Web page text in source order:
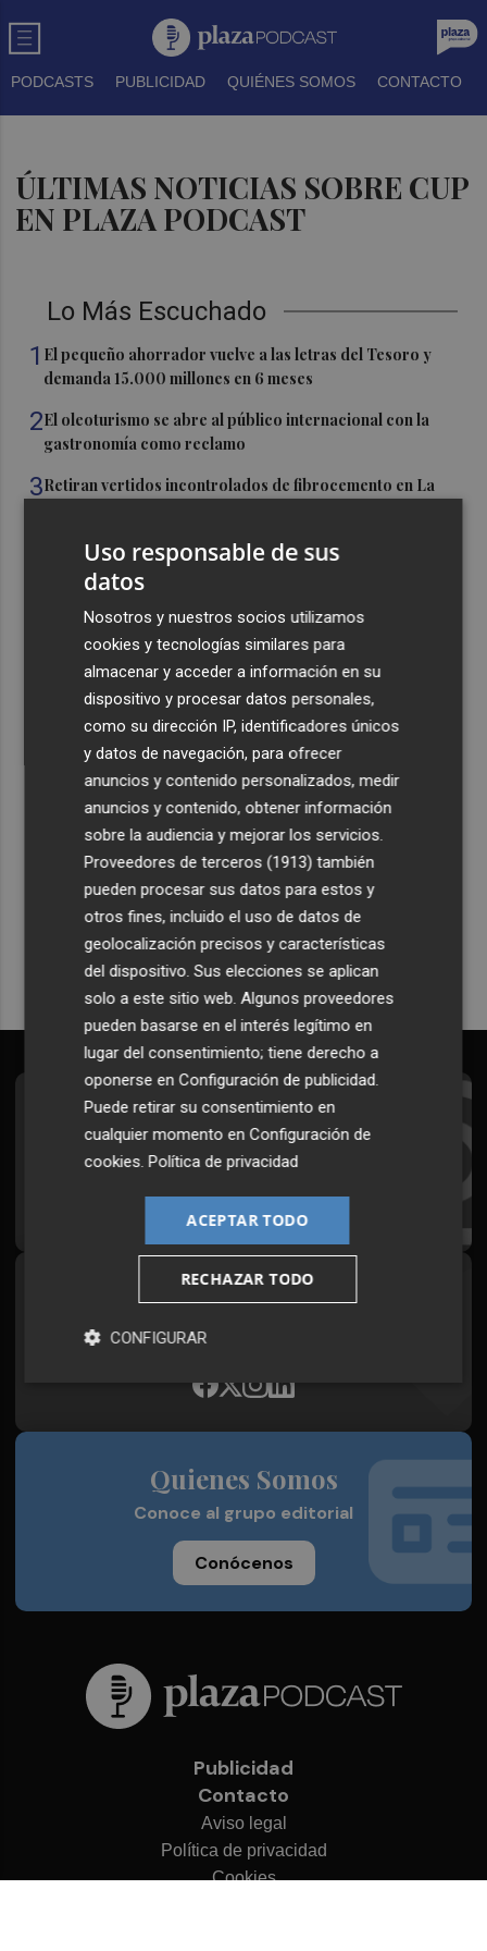
PODCASTS PUBLICIDAD QUIÉNES SOMOS CONTACTO
ÚLTIMAS NOTICIAS SOBRE CUP
EN PLAZA PODCAST
Lo Más Escuchado
1 El pequeño ahorrador vuelve a las letras del Tesoro y
demanda 15.000 millones en 6 meses
2El oleoturismo se abre al público internacional con la
gastronomía como reclamo
3Retiran vertidos incontrolados de fibrocemento en La
El eclipse del 12 de agosto será "un espectáculo visual" y
Marián Cano: "No permitiremos ligar los apartamentos
turísticos a un problema de vivienda que el Gobierno no
afronta"
Recibe toda la actualidad de
Plaza Podcast en tu correo
Quiero suscribirme
Suscríbete al Boletín
Todos los días a primera hora en tu email
¡Quiero suscribirme!
Síguenos en redes
Plaza Podcast, desde cualquier medio
Quienes Somos
Conoce al grupo editorial
Conócenos
Publicidad
Contacto
Aviso legal
Política de privacidad
Cookies
Uso responsable de sus
datos
Nosotros y nuestros socios utilizamos
cookies y tecnologías similares para
almacenar y acceder a información en su
dispositivo y procesar datos personales,
como su dirección IP, identificadores únicos
y datos de navegación, para ofrecer
anuncios y contenido personalizados, medir
anuncios y contenido, obtener información
sobre la audiencia y mejorar los servicios.
Proveedores de terceros (1913) también
pueden procesar sus datos para estos y
otros fines, incluido el uso de datos de
geolocalización precisos y características
del dispositivo. Sus elecciones se aplican
solo a este sitio web. Algunos proveedores
pueden basarse en el interés legítimo en
lugar del consentimiento; tiene derecho a
oponerse enConfiguración de publicidad
Puede retirar su consentimiento en
cualquier momento enConfiguración de
cookies .Política de privacidad
ACEPTAR TODO
RECHAZAR TODO
CONFIGURAR